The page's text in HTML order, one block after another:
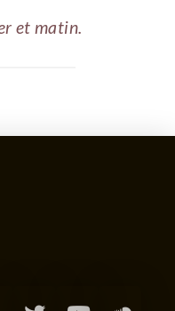
et matin.